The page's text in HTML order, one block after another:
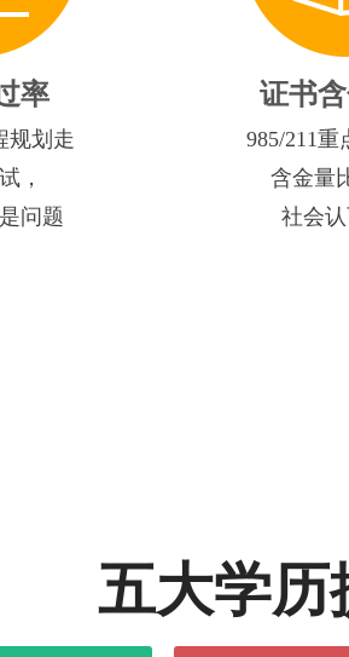
率
规划走
，
问题
证书
985/211重
含金量
社会
五大学历